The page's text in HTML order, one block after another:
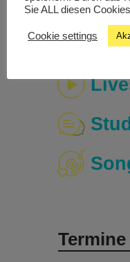
Termine
Sie ALL diesen
Cookie settings